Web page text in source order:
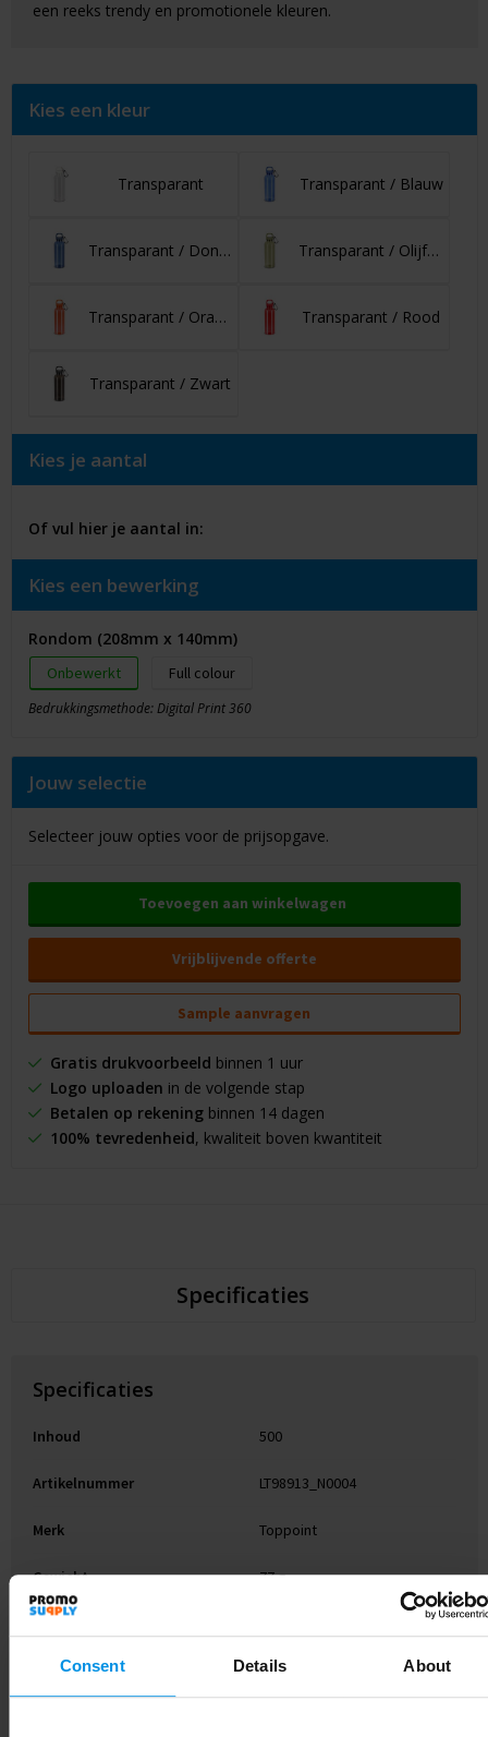
Consent Details About
een reeks trendy en promotionele kleuren.
Kies een kleur
Transparant Transparant / Blauw
Transparant / Donkerblauw Transparant / Olijfgroen
Transparant / Oranje Transparant / Rood
Transparant / Zwart
Kies je aantal
Of vul hier je aantal in:
Kies een bewerking
Rondom (208mm x 140mm)
Onbewerkt Full colour
Bedrukkingsmethode: Digital Print 360
Jouw selectie
Selecteer jouw opties voor de prijsopgave.
Toevoegen aan winkelwagen
Vrijblijvende offerte
Sample aanvragen
Gratis drukvoorbeeld binnen 1 uur
Logo uploaden in de volgende stap
Betalen op rekeningbinnen 14 dagen
100% tevredenheid, kwaliteit boven kwantiteit
Specificaties
Specificaties
Inhoud 500
Artikelnummer LT98913_N0004
Merk Toppoint
Gewicht 77 g
Diameter 6.6 cm